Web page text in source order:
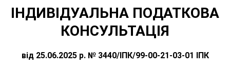
ІНДИВІДУАЛЬНА ПОДАТКОВА
КОНСУЛЬТАЦІЯ
від 25.06.2025 р. № 3440/ІПК/99-00-21-03-01 ІПК